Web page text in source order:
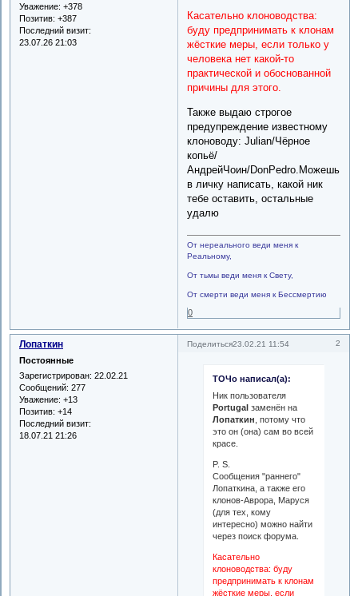
Уважение: +378
Позитив: +387
Последний визит:
23.07.26 21:03
Касательно клоноводства:
буду предпринимать к клонам
жёсткие меры, если только у
человека нет какой-то
практической и обоснованной
причины для этого.
Также выдаю строгое
предупреждение известному
клоноводу: Julian/Чёрное
копьё/
АндрейЧоин/DonPedro.Можешь
в личку написать, какой ник
тебе оставить, остальные
удалю
От нереального веди меня к
Реальному,
От тьмы веди меня к Свету,
От смерти веди меня к Бессмертию
0
Поделиться 2
23.02.21 11:54
Лопаткин
Постоянные
Зарегистрирован: 22.02.21
Сообщений: 277
Уважение: +13
Позитив: +14
Последний визит:
18.07.21 21:26
ТОЧо написал(а):
Ник пользователя
Portugalзаменён на
Лопаткин , потому что
это он (она) сам во всей
красе.
P. S.
Сообщения "раннего"
Лопаткина, а также его
клонов-Аврора, Маруся
(для тех, кому
интересно) можно найти
через поиск форума.
Касательно
клоноводства: буду
предпринимать к клонам
жёсткие меры, если